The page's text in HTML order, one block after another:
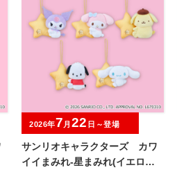
サンリオキャラクターズ カワ
イイまみれ-星まみれ(イエロー)-
2026年7 月 22 日～登場